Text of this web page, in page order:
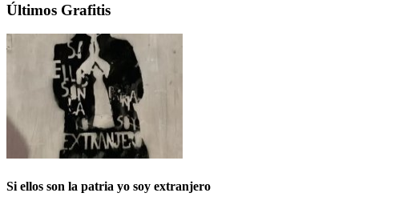
Últimos Grafitis
Si ellos son la patria yo soy extranjero